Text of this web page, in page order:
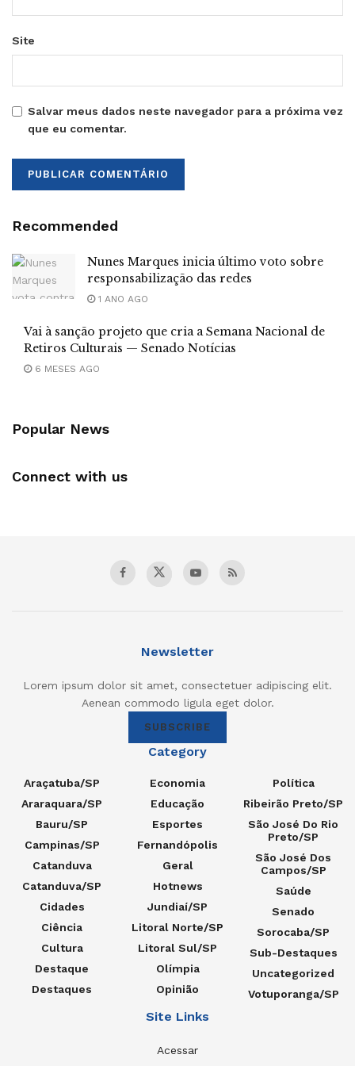
Site
Salvar meus dados neste navegador para a próxima vez
que eu comentar.
Recommended
Nunes Marques inicia último voto sobre
responsabilização das redes
1 ANO AGO
Vai à sanção projeto que cria a Semana Nacional de
Retiros Culturais — Senado Notícias
6 MESES AGO
Popular News
Connect with us
Newsletter
Lorem ipsum dolor sit amet, consectetuer adipiscing elit.
Aenean commodo ligula eget dolor.
SUBSCRIBE
Category
Araçatuba/SP
Araraquara/SP
Bauru/SP
Campinas/SP
Catanduva
Catanduva/SP
Cidades
Ciência
Cultura
Destaque
Destaques
Economia
Educação
Esportes
Fernandópolis
Geral
Hotnews
Jundiaí/SP
Litoral Norte/SP
Litoral Sul/SP
Olímpia
Opinião
Política
Ribeirão Preto/SP
São José Do Rio
Preto/SP
São José Dos
Campos/SP
Saúde
Senado
Sorocaba/SP
Sub-Destaques
Uncategorized
Votuporanga/SP
Site Links
Acessar